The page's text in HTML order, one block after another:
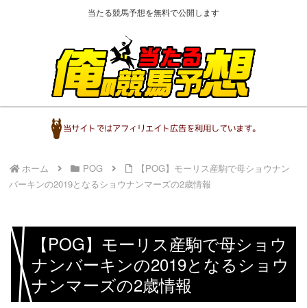
当たる競馬予想を無料で公開します
ホーム POG
【POG】モーリス産駒で母ショウナン
バーキンの2019となるショウナンマーズの2歳情報
【POG】モーリス産駒で母ショウ
ナンバーキンの2019となるショウ
ナンマーズの2歳情報